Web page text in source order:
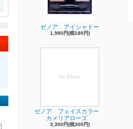
ゼノア アイシャドー
1,980円(税180円)
No Photo
ゼノア フェイスカラー
カメリアローズ
3,300円(税300円)